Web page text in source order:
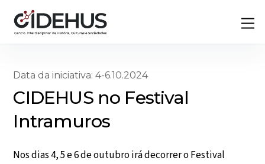
content
Data da iniciativa: 4-6.10.2024
CIDEHUS no Festival
Intramuros
Nos dias 4, 5 e 6 de outubro irá decorrer o Festival